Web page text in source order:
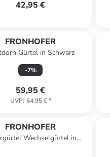
42,95 €
FRONHOFER
Gürtel in Schwarz
-7%
59,95 €
UVP: 64,95 €*
FRONHOFER
Wechselgürtel in